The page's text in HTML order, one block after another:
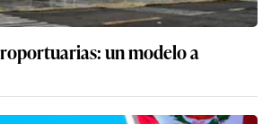
un modelo a